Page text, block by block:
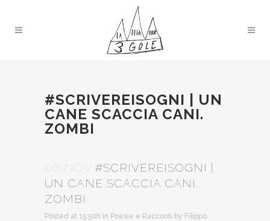
#SCRIVEREISOGNI | UN
CANE SCACCIA CANI.
ZOMBI
06 NOV
#SCRIVEREISOGNI |
UN CANE SCACCIA CANI.
ZOMBI
Posted at 15:50h in Poesie e Racconti by Filippo